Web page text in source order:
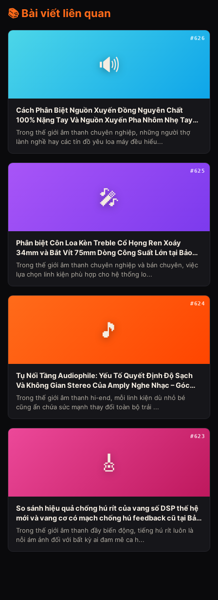
📚 Bài viết liên quan
🔊
#626
Cách Phân Biệt Nguồn Xuyến Đồng Nguyên Chất
100% Nặng Tay Và Nguồn Xuyến Pha Nhôm Nhẹ Tay
Nhanh Nóng Sụt Áp Cho Loa Máy (Chủ Đề Loa Máy
Ngày 341)
Trong thế giới âm thanh chuyên nghiệp, những người thợ
lành nghề hay các tín đồ yêu loa máy đều hiểu...
🎤
#625
Phân biệt Côn Loa Kèn Treble Cổ Họng Ren Xoáy
34mm và Bắt Vít 75mm Dòng Công Suất Lớn tại Bảo
Hùng Audio (Chủ đề loa máy ngày 339)
Trong thế giới âm thanh chuyên nghiệp và bán chuyên, việc
lựa chọn linh kiện phù hợp cho hệ thống lo...
🎵
#624
Tụ Nối Tầng Audiophile: Yếu Tố Quyết Định Độ Sạch
Và Không Gian Stereo Của Amply Nghe Nhạc – Góc
Nhìn Chuyên Gia Từ Bảo Hùng Audio
Trong thế giới âm thanh hi-end, mỗi linh kiện dù nhỏ bé
cũng ẩn chứa sức mạnh thay đổi toàn bộ trải ...
🎸
#623
So sánh hiệu quả chống hú rít của vang số DSP thế hệ
mới và vang cơ có mạch chống hú feedback cũ tại Bảo
Hùng Audio (Chủ đề loa máy ngày 336)
Trong thế giới âm thanh đầy biến động, tiếng hú rít luôn là
nỗi ám ảnh đối với bất kỳ ai đam mê ca h...